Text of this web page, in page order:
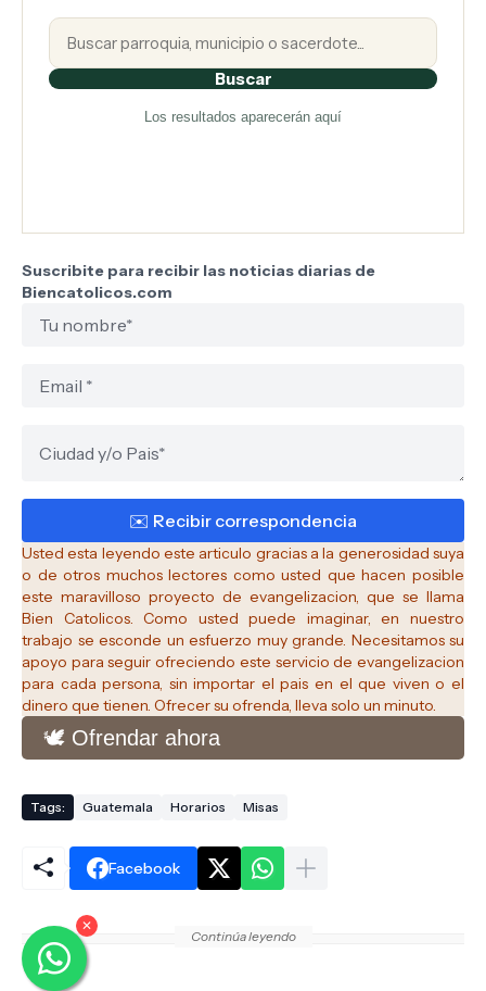
✕
Buscar
Los resultados aparecerán aquí
Suscribite para recibir las noticias diarias de
Biencatolicos.com
Usted esta leyendo este articulo gracias a la generosidad suya
o de otros muchos lectores como usted que hacen posible
este maravilloso proyecto de evangelizacion, que se llama
Bien Catolicos.Como usted puede imaginar, en nuestro
trabajo se esconde un esfuerzo muy grande. Necesitamos su
apoyo para seguir ofreciendo este servicio de evangelizacion
para cada persona, sin importar el pais en el que viven o el
dinero que tienen. Ofrecer su ofrenda, lleva solo un minuto.
🕊️ Ofrendar ahora
Tags: Guatemala Horarios Misas
Facebook
Continúa leyendo